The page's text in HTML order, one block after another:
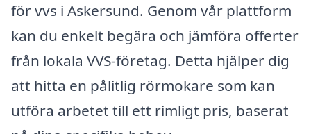
för vvs i Askersund. Genom vår plattform
kan du enkelt begära och jämföra offerter
från lokala VVS-företag. Detta hjälper dig
att hitta en pålitlig rörmokare som kan
utföra arbetet till ett rimligt pris, baserat